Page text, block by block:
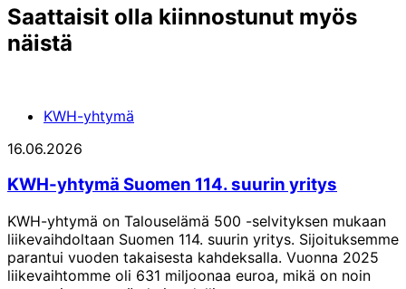
email
Saattaisit olla kiinnostunut myös
näistä
KWH-yhtymä
16.06.2026
KWH-yhtymä Suomen 114. suurin yritys
KWH-yhtymä on Talouselämä 500 -selvityksen mukaan
liikevaihdoltaan Suomen 114. suurin yritys. Sijoituksemme
parantui vuoden takaisesta kahdeksalla. Vuonna 2025
liikevaihtomme oli 631 miljoonaa euroa, mikä on noin